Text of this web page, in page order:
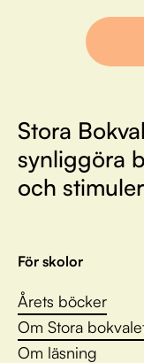
Stora
synliggöra
och
För skolor
Årets böcker
Om Stora
Om läsning